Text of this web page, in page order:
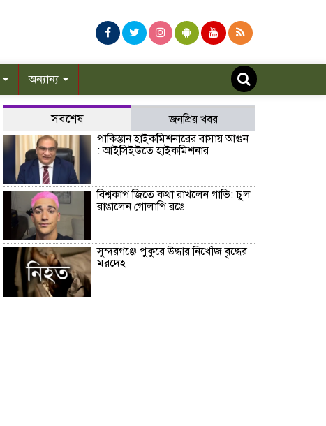
অন্যান্য
সবশেষ
জনপ্রিয় খবর
পাকিস্তান হাইকমিশনারের বাসায় আগুন
: আইসিইউতে হাইকমিশনার
বিশ্বকাপ জিতে কথা রাখলেন গাভি: চুল
রাঙালেন গোলাপি রঙে
সুন্দরগঞ্জে পুকুরে উদ্ধার নিখোঁজ বৃদ্ধের
মরদেহ